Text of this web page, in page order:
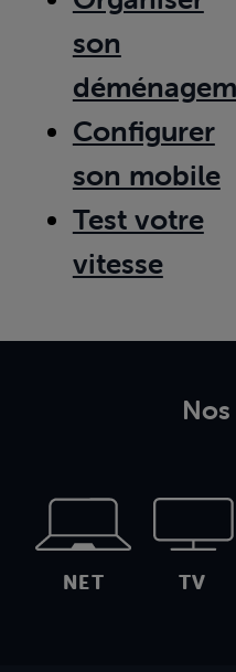
son
Configurer
son mobile
Test votre
vitesse
NET TV